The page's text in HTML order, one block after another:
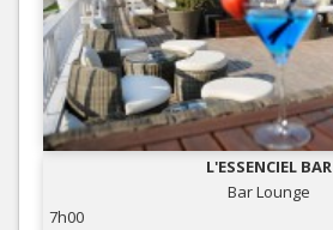
L'ESSENCIEL BAR
Bar Lounge
7h00